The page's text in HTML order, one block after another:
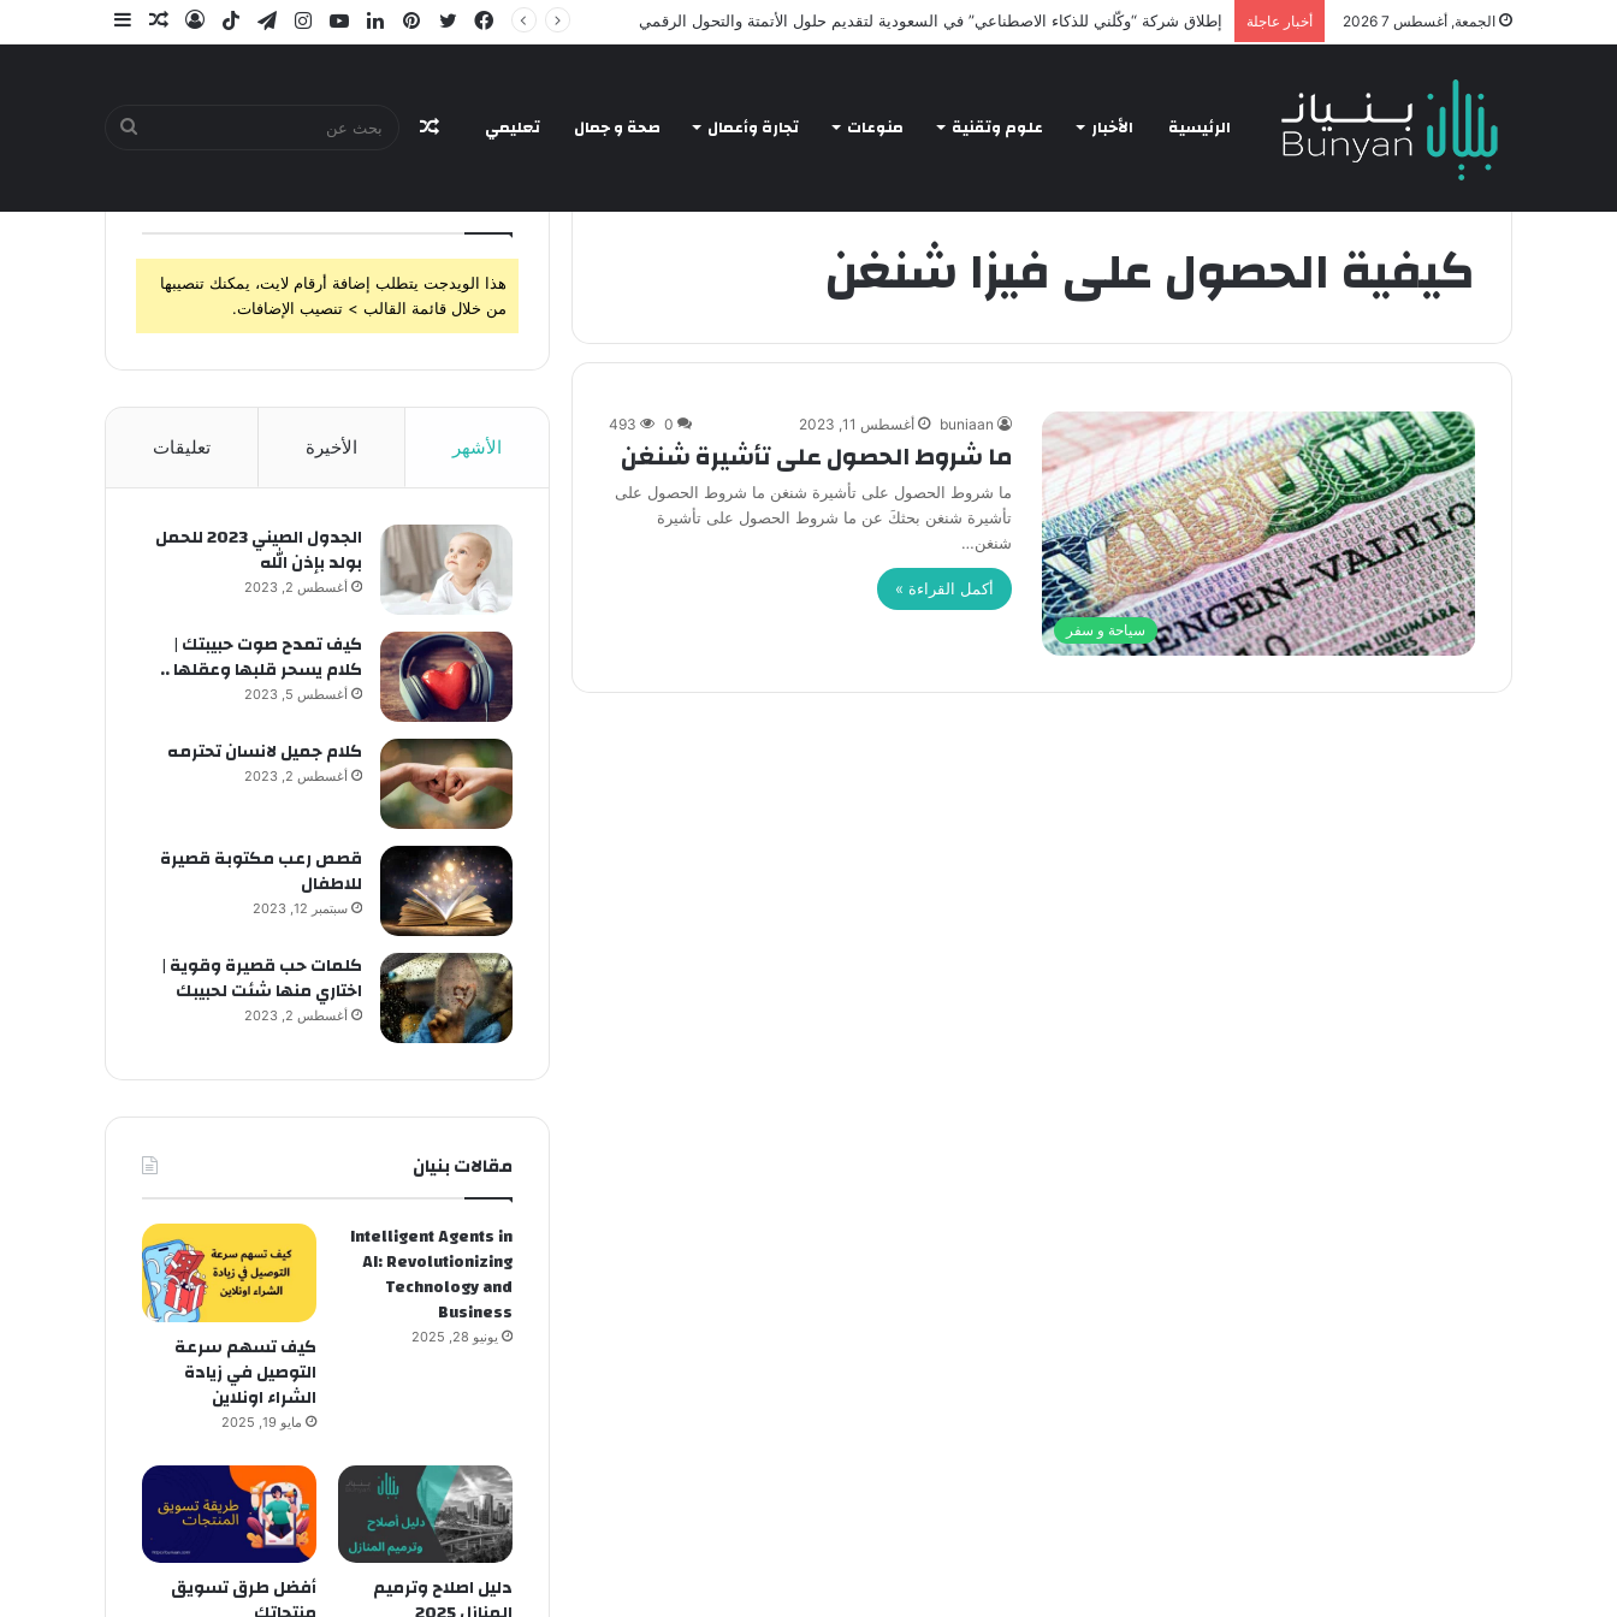
الجمعة, أغسطس 7 2026 أخبار عاجلة إطلاق شركة “وكّلني للذكاء الاصطناعي” في السعودية لتقديم حلول الأتمتة والتحول الرقمي
إضافةمقالتسجيل
‫TikTok تيلقرام
انستقراميوتيوبلينكدإن
بينتيريستتويتر
فيسبوك
الرئيسية الأخبار علوم وتقنية منوعات تجارة وأعمال صحة و جمال تعليمي بحث مقال
عشوائي كيفية الحصول على فيزا شنغن
سياحة و سفر
buniaan أغسطس 11, 2023 0
493
ما شروط الحصول على تأشيرة شنغن
ما شروط الحصول على تأشيرة شنغن ما شروط الحصول على
تأشيرة شنغن بحثكَ عن ما شروط الحصول على تأشيرة
شنغن…
أكمل القراءة »
هذا الويدجت يتطلب إضافة أرقام لايت، يمكنك تنصيبها
من خلال قائمة القالب > تنصيب الإضافات.
الأشهر الأخيرة تعليقات
الجدول الصيني 2023 للحمل
بولد بإذن الله
أغسطس 2, 2023
كيف تمدح صوت حبيبتك |
كلام يسحر قلبها وعقلها ..
أغسطس 5, 2023
كلام جميل لانسان تحترمه
أغسطس 2, 2023
قصص رعب مكتوبة قصيرة
للاطفال
سبتمبر 12, 2023
كلمات حب قصيرة وقوية |
اختاري منها شئت لحبيبك
أغسطس 2, 2023
مقالات بنيان
Intelligent Agents in
AI: Revolutionizing
Technology and
Business
يونيو 28, 2025
كيف تسهم سرعة
التوصيل في زيادة
الشراء اونلاين
مايو 19, 2025
دليل اصلاح وترميم
أفضل طرق تسويق